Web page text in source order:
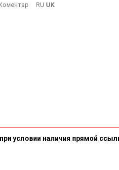
RU UK
условии наличия прямой